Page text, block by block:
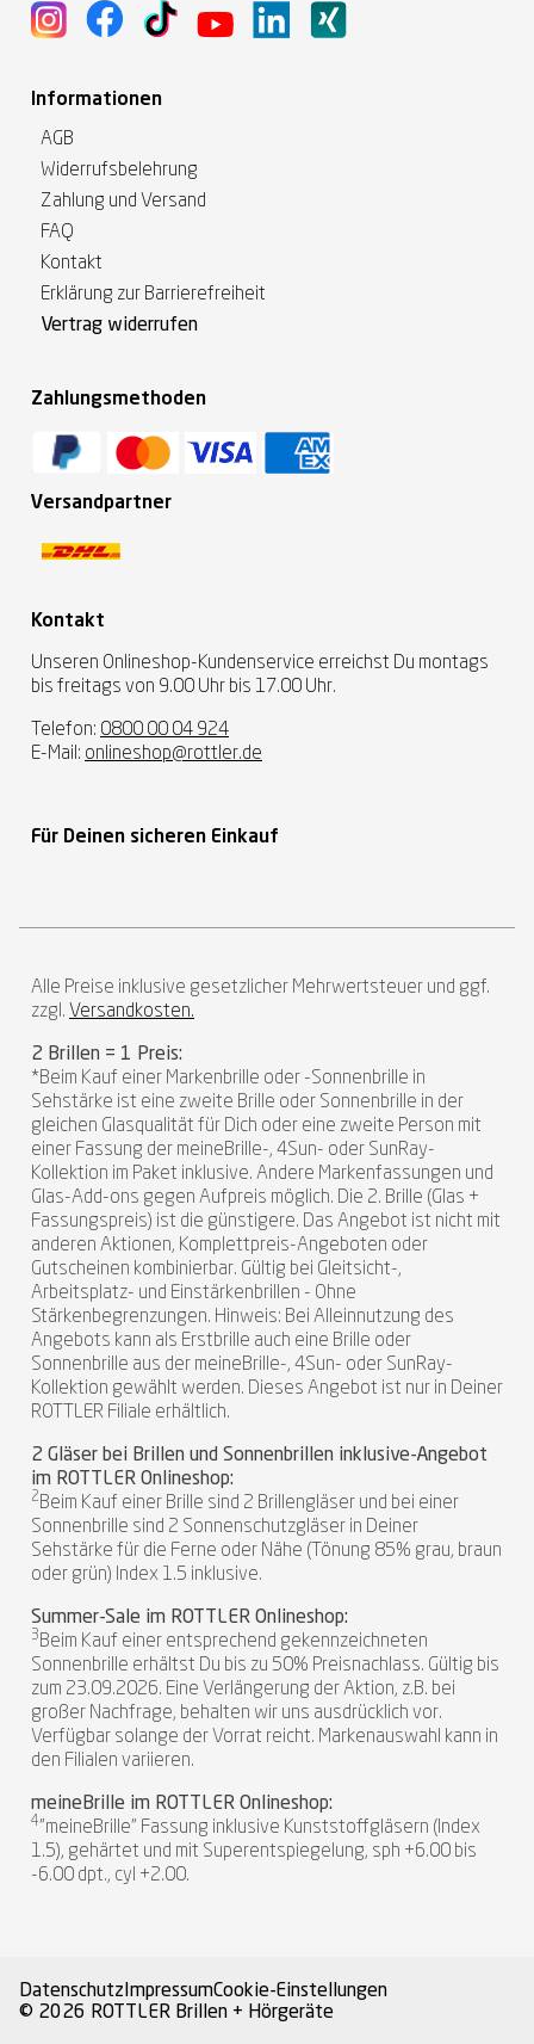
Informationen
AGB
Widerrufsbelehrung
Zahlung und Versand
FAQ
Kontakt
Erklärung zur Barrierefreiheit
Vertrag widerrufen
Zahlungsmethoden
Versandpartner
Kontakt
Unseren Onlineshop-Kundenservice erreichst Du montags
bis freitags von 9.00 Uhr bis 17.00 Uhr.
Telefon: 0800 00 04 924
E-Mail: onlineshop@rottler.de
Für Deinen sicheren Einkauf
Alle Preise inklusive gesetzlicher Mehrwertsteuer und ggf.
zzgl. Versandkosten.
2 Brillen = 1 Preis:
*Beim Kauf einer Markenbrille oder -Sonnenbrille in
Sehstärke ist eine zweite Brille oder Sonnenbrille in der
gleichen Glasqualität für Dich oder eine zweite Person mit
einer Fassung der meineBrille-, 4Sun- oder SunRay-
Kollektion im Paket inklusive. Andere Markenfassungen und
Glas-Add-ons gegen Aufpreis möglich. Die 2. Brille (Glas +
Fassungspreis) ist die günstigere. Das Angebot ist nicht mit
anderen Aktionen, Komplettpreis-Angeboten oder
Gutscheinen kombinierbar. Gültig bei Gleitsicht-,
Arbeitsplatz- und Einstärkenbrillen - Ohne
Stärkenbegrenzungen. Hinweis: Bei Alleinnutzung des
Angebots kann als Erstbrille auch eine Brille oder
Sonnenbrille aus der meineBrille-, 4Sun- oder SunRay-
Kollektion gewählt werden. Dieses Angebot ist nur in Deiner
ROTTLER Filiale erhältlich.
2 Gläser bei Brillen und Sonnenbrillen inklusive-Angebot
im ROTTLER Onlineshop:
2 Beim Kauf einer Brille sind 2 Brillengläser und bei einer
Sonnenbrille sind 2 Sonnenschutzgläser in Deiner
Sehstärke für die Ferne oder Nähe (Tönung 85% grau, braun
oder grün) Index 1.5 inklusive.
Summer-Sale im ROTTLER Onlineshop:
3 Beim Kauf einer entsprechend gekennzeichneten
Sonnenbrille erhältst Du bis zu 50% Preisnachlass. Gültig bis
zum 23.09.2026. Eine Verlängerung der Aktion, z.B. bei
großer Nachfrage, behalten wir uns ausdrücklich vor.
Verfügbar solange der Vorrat reicht. Markenauswahl kann in
den Filialen variieren.
meineBrille im ROTTLER Onlineshop:
4"meineBrille" Fassung inklusive Kunststoffgläsern (Index
1.5), gehärtet und mit Superentspiegelung, sph +6.00 bis
-6.00 dpt., cyl +2.00.
Datenschutz ImpressumCookie-Einstellungen
© 2026 ROTTLER Brillen + Hörgeräte